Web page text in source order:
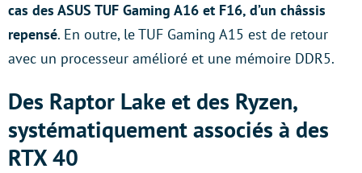
cas des ASUS TUF Gaming A16 et F16, d’un châssis
repensé. En outre, le TUF Gaming A15 est de retour
avec un processeur amélioré et une mémoire DDR5.
Des Raptor Lake et des Ryzen,
systématiquement associés à des
RTX 40